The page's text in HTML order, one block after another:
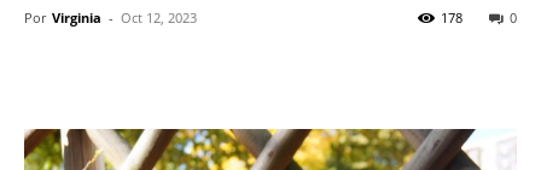
Por Virginia - Oct 12, 2023 0
178